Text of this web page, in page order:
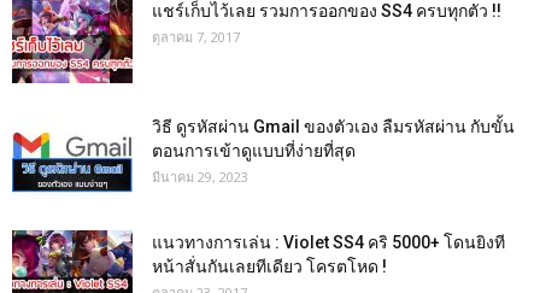
แชร์เก็บไว้เลย รวมการออกของ SS4 ครบทุกตัว !!
ตุลาคม 7, 2017
วิธี ดูรหัสผ่าน Gmail ของตัวเอง ลืมรหัสผ่าน กับขั้น
ตอนการเข้าดูแบบที่ง่ายที่สุด
มีนาคม 29, 2023
แนวทางการเล่น : Violet SS4 คริ 5000+ โดนยิงที
หน้าสั่นกันเลยทีเดียว โครตโหด !